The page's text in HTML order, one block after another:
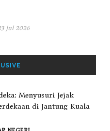
Jul 2026
Menyusuri Jejak
di Jantung Kuala